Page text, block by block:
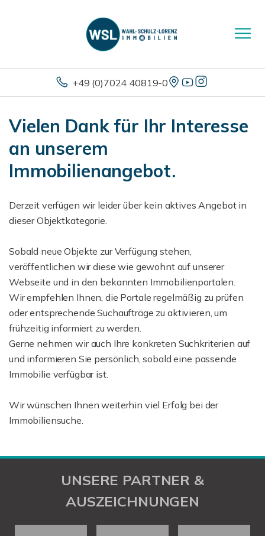
+49 (0)7024 40819-0
Vielen Dank für Ihr Interesse
an unserem
Immobilienangebot.
Derzeit verfügen wir leider über kein aktives Angebot in
dieser Objektkategorie.
Sobald neue Objekte zur Verfügung stehen,
veröffentlichen wir diese wie gewohnt auf unserer
Webseite und in den bekannten Immobilienportalen.
Wir empfehlen Ihnen, die Portale regelmäßig zu prüfen
oder entsprechende Suchaufträge zu aktivieren, um
frühzeitig informiert zu werden.
Gerne nehmen wir auch Ihre konkreten Suchkriterien auf
und informieren Sie persönlich, sobald eine passende
Immobilie verfügbar ist.
Wir wünschen Ihnen weiterhin viel Erfolg bei der
Immobiliensuche.
UNSERE PARTNER &
AUSZEICHNUNGEN